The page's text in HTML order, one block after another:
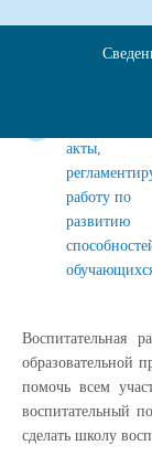
акты,
работу по
развитию
Воспитательная
помочь всем
воспитательный
сделать школу